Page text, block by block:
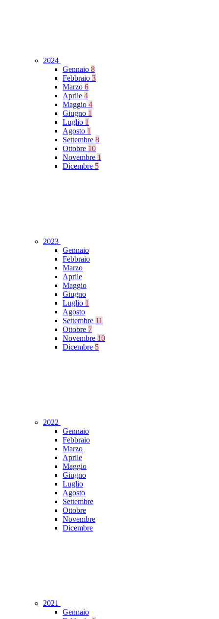
2024
Gennaio 8
Febbraio 3
Marzo 6
Aprile 4
Maggio 4
Giugno 1
Luglio 1
Agosto 1
Settembre 8
Ottobre 10
Novembre 1
Dicembre 5
2023
Gennaio
Febbraio
Marzo
Aprile
Maggio
Giugno
Luglio 1
Agosto
Settembre 11
Ottobre 7
Novembre 10
Dicembre 5
2022
Gennaio
Febbraio
Marzo
Aprile
Maggio
Giugno
Luglio
Agosto
Settembre
Ottobre
Novembre
Dicembre
2021
Gennaio